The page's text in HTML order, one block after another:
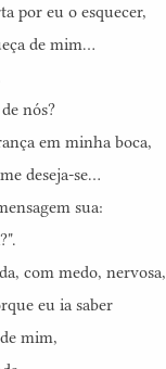
por eu o esquecer,
de mim...
nós?
em minha boca,
deseja-se...
sua:
com medo, nervosa,
eu ia saber
mim,